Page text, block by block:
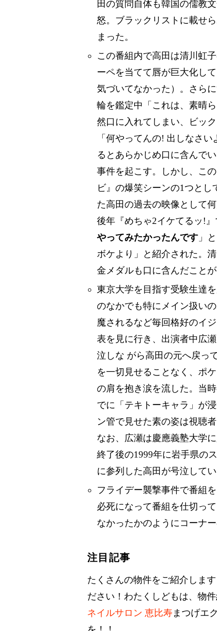
田の質問自体も韓国の儒教
怒。ブラックリストに載せ
まった。
この番組内で高田は清川虹
ーペを当てて唇が巨大化し
気づいてなかった）。さら
輪を鑑定中「これは、素晴
然口に入れてしまい、ビッ
「何やってんの! 出しなさ
るとあらかじめ口に含んで
事件を起こす。しかし、こ
ビ』の爆笑シーンの1つと
た高田の過去の映像として
後年『めちゃ2イケてるッ!
やってみたかったんです 」
ボケより」と紹介された。
金メダルも口に含んだこと
東京大学を目指す受験生達
のなかでも特にメイン扱い
魔されるなど毎回格好のイ
表を見に行き、出演者中広
泣しな がら高田の元へ戻っ
を一切見せることなく、ポ
の肩を抱き涙を流した。当
でに「テキトーキャラ」が
ン管で見せた素の姿は視聴
なお、広瀬は慶應義塾大学
終了後の1999年に岩手県の
に参列した高田が号泣して
フライデー襲撃事件で番組
必死になって番組を仕切っ
なかったかのようにコーナ
注目記事
たくさんの物件をご紹介しま
ださい！わたくしどもは、物
ネイルサロン 恵比寿まつげエ